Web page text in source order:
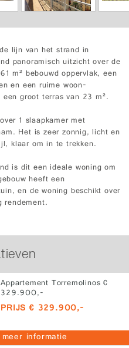
lijn van het strand in
panoramisch uitzicht over de
m² bebouwd oppervlak, een
en een ruime woon-
groot terras van 23 m².
1 slaapkamer met
Het is zeer zonnig, licht en
klaar om in te trekken.
is dit een ideale woning om
heeft een
en de woning beschikt over
rendement.
Appartement Torremolinos €
329.900,-
PRIJS € 329.900,-
meer informatie